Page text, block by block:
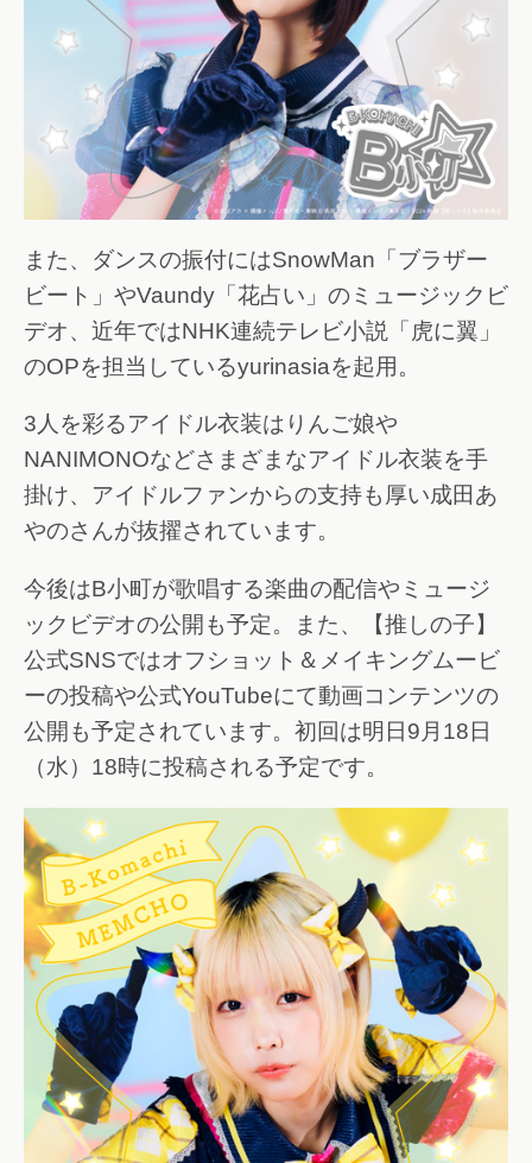
また、ダンスの振付にはSnowMan「ブラザー
ビート」やVaundy「花占い」のミュージックビ
デオ、近年ではNHK連続テレビ小説「虎に翼」
のOPを担当しているyurinasiaを起用。
3人を彩るアイドル衣装はりんご娘や
NANIMONOなどさまざまなアイドル衣装を手
掛け、アイドルファンからの支持も厚い成田あ
やのさんが抜擢されています。
今後はB小町が歌唱する楽曲の配信やミュージ
ックビデオの公開も予定。また、【推しの子】
公式SNSではオフショット＆メイキングムービ
ーの投稿や公式YouTubeにて動画コンテンツの
公開も予定されています。初回は明日9月18日
（水）18時に投稿される予定です。